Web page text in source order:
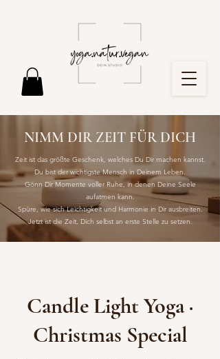
NIMM DIR ZEIT FÜR DICH
Zeit ist das größte Geschenk, welches Du Dir machen kannst.
Du bist der wichtigste Mensch in Deinem Leben.
Gönn Dir Momente voller Ruhe, in denen Deine Seele
aufatmen kann.
Spüre, wie sich Leichtigkeit und Harmonie in Dir ausbreiten.
Jetzt ist die Zeit, Dich selbst an erste Stelle zu setzen.
Candle Light Yoga ·
Christmas Special